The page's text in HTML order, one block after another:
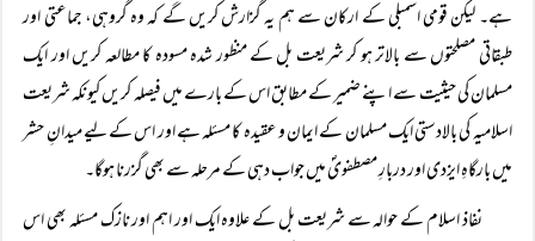
ہے۔ لیکن قومی اسمبلی کے ارکان سے ہم یہ گزارش کریں گے کہ وہ گروہی، جماعتی اور
طبقاتی مصلحتوں سے بالاتر ہو کر شریعت بل کے منظور شدہ مسودہ کا مطالعہ کریں اور ایک
مسلمان کی حیثیت سے اپنے ضمیر کے مطابق اس کے بارے میں فیصلہ کریں کیونکہ شریعت
اسلامیہ کی بالادستی ایک مسلمان کے ایمان و عقیدہ کا مسئلہ ہے اور اس کے لیے میدانِ حشر
میں بارگاہِ ایزدی اور دربارِ مصطفویؐ میں جواب دہی کے مرحلہ سے بھی گزرنا ہوگا۔
نفاذ اسلام کے حوالہ سے شریعت بل کے علاوہ ایک اور اہم اور نازک مسئلہ بھی اس